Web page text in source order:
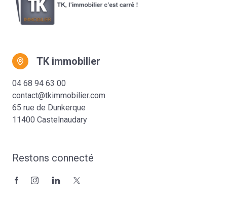
TK immobilier
04 68 94 63 00
contact@tkimmobilier.com
65 rue de Dunkerque
11400 Castelnaudary
Restons connecté